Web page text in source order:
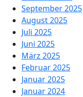
September 2025
August 2025
Juli 2025
Juni 2025
März 2025
Februar 2025
Januar 2025
Januar 2024